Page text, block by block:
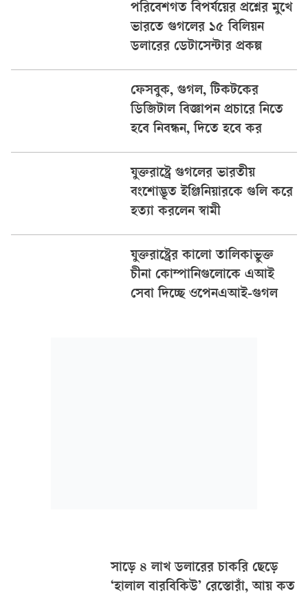
পরিবেশগত বিপর্যয়ের প্রশ্নের মুখে
ভারতে গুগলের ১৫ বিলিয়ন
ডলারের ডেটাসেন্টার প্রকল্প
ফেসবুক, গুগল, টিকটকের
ডিজিটাল বিজ্ঞাপন প্রচারে নিতে
হবে নিবন্ধন, দিতে হবে কর
যুক্তরাষ্ট্রে গুগলের ভারতীয়
বংশোদ্ভূত ইঞ্জিনিয়ারকে গুলি করে
হত্যা করলেন স্বামী
যুক্তরাষ্ট্রের কালো তালিকাভুক্ত
চীনা কোম্পানিগুলোকে এআই
সেবা দিচ্ছে ওপেনএআই-গুগল
সাড়ে ৪ লাখ ডলারের চাকরি ছেড়ে
‘হালাল বারবিকিউ’ রেস্তোরাঁ, আয় কত